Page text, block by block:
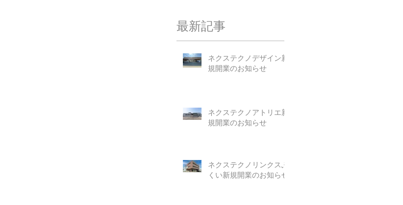
最新記事
ネクステクノデザイン新
規開業のお知らせ
ネクステクノアトリエ新
規開業のお知らせ
ネクステクノリンクスふ
くい新規開業のお知らせ